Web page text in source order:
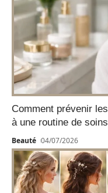
Comment prévenir
à une routine de
Beauté 04/07/2026